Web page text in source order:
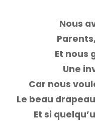
Nous
Et nous
Une
Car nous
Le beau
Et si